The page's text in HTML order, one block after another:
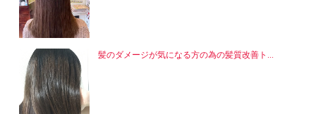
髪のダメージが気になる方の為の髪質改善ト...